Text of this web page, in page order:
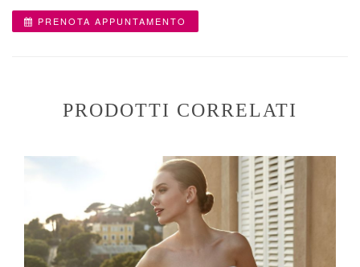
PRENOTA APPUNTAMENTO
PRODOTTI CORRELATI